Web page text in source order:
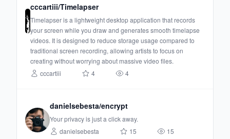
cccartiii/Timelapser
Timelapser is a lightweight desktop application that records
your screen while you draw and generates smooth timelapse
videos. It is designed to reduce storage usage compared to
traditional screen recording, allowing artists to focus on
creating without worrying about massive video files.
cccartiii
4 4
danielsebesta/encrypt
Your privacy is just a click away.
danielsebesta
15 15